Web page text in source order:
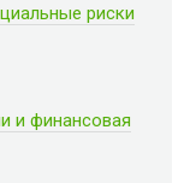
риски
и финансовая